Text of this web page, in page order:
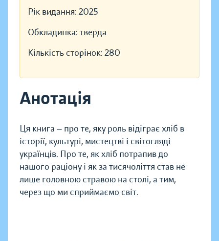
Рік видання: 2025
Обкладинка: тверда
Кількість сторінок: 280
Анотація
Ця книга — про те, яку роль відіграє хліб в
історії, культурі, мистецтві і світогляді
українців. Про те, як хліб потрапив до
нашого раціону і як за тисячоліття став не
лише головною стравою на столі, а тим,
через що ми сприймаємо світ.